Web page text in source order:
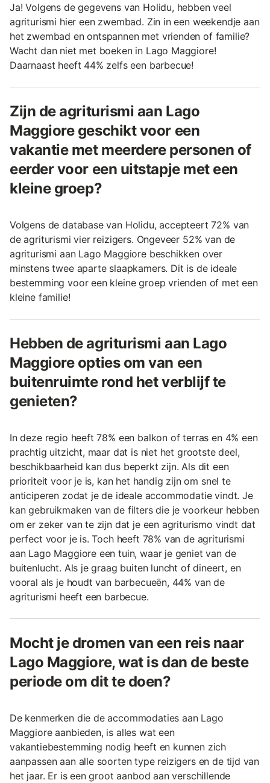
Ja! Volgens de gegevens van Holidu, hebben veel
agriturismi hier een zwembad. Zin in een weekendje aan
het zwembad en ontspannen met vrienden of familie?
Wacht dan niet met boeken in Lago Maggiore!
Daarnaast heeft 44% zelfs een barbecue!
Zijn de agriturismi aan Lago
Maggiore geschikt voor een
vakantie met meerdere personen of
eerder voor een uitstapje met een
kleine groep?
Volgens de database van Holidu, accepteert 72% van
de agriturismi vier reizigers. Ongeveer 52% van de
agriturismi aan Lago Maggiore beschikken over
minstens twee aparte slaapkamers. Dit is de ideale
bestemming voor een kleine groep vrienden of met een
kleine familie!
Hebben de agriturismi aan Lago
Maggiore opties om van een
buitenruimte rond het verblijf te
genieten?
In deze regio heeft 78% een balkon of terras en 4% een
prachtig uitzicht, maar dat is niet het grootste deel,
beschikbaarheid kan dus beperkt zijn. Als dit een
prioriteit voor je is, kan het handig zijn om snel te
anticiperen zodat je de ideale accommodatie vindt. Je
kan gebruikmaken van de filters die je voorkeur hebben
om er zeker van te zijn dat je een agriturismo vindt dat
perfect voor je is. Toch heeft 78% van de agriturismi
aan Lago Maggiore een tuin, waar je geniet van de
buitenlucht. Als je graag buiten luncht of dineert, en
vooral als je houdt van barbecueën, 44% van de
agriturismi heeft een barbecue.
Mocht je dromen van een reis naar
Lago Maggiore, wat is dan de beste
periode om dit te doen?
De kenmerken die de accommodaties aan Lago
Maggiore aanbieden, is alles wat een
vakantiebestemming nodig heeft en kunnen zich
aanpassen aan alle soorten type reizigers en de tijd van
het jaar. Er is een groot aanbod aan verschillende